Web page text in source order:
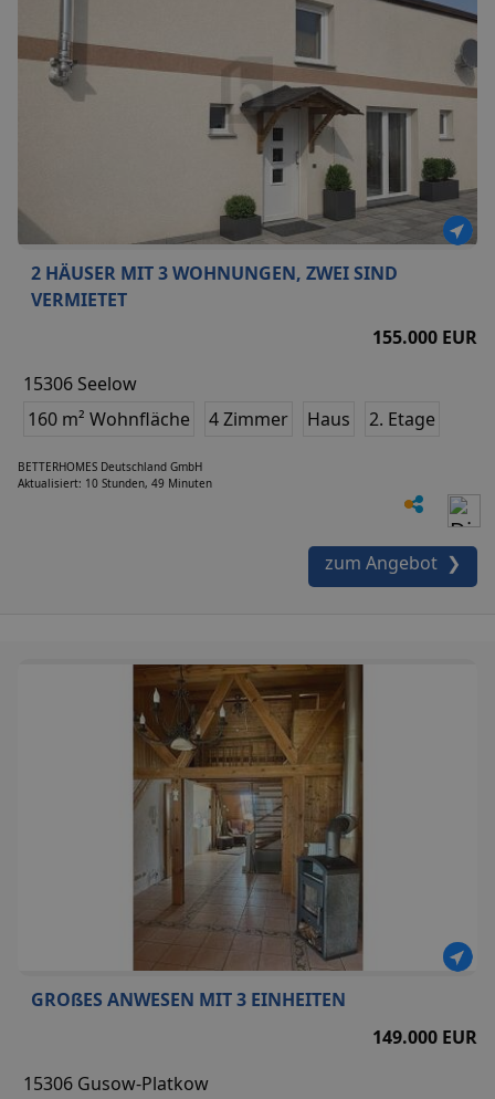
2 HÄUSER MIT 3 WOHNUNGEN, ZWEI SIND
VERMIETET
155.000 EUR
15306 Seelow
160 m² Wohnfläche
4 Zimmer Haus 2. Etage
BETTERHOMES Deutschland GmbH
Aktualisiert: 10 Stunden, 49 Minuten
zum Angebot ❯
GROßES ANWESEN MIT 3 EINHEITEN
149.000 EUR
15306 Gusow-Platkow